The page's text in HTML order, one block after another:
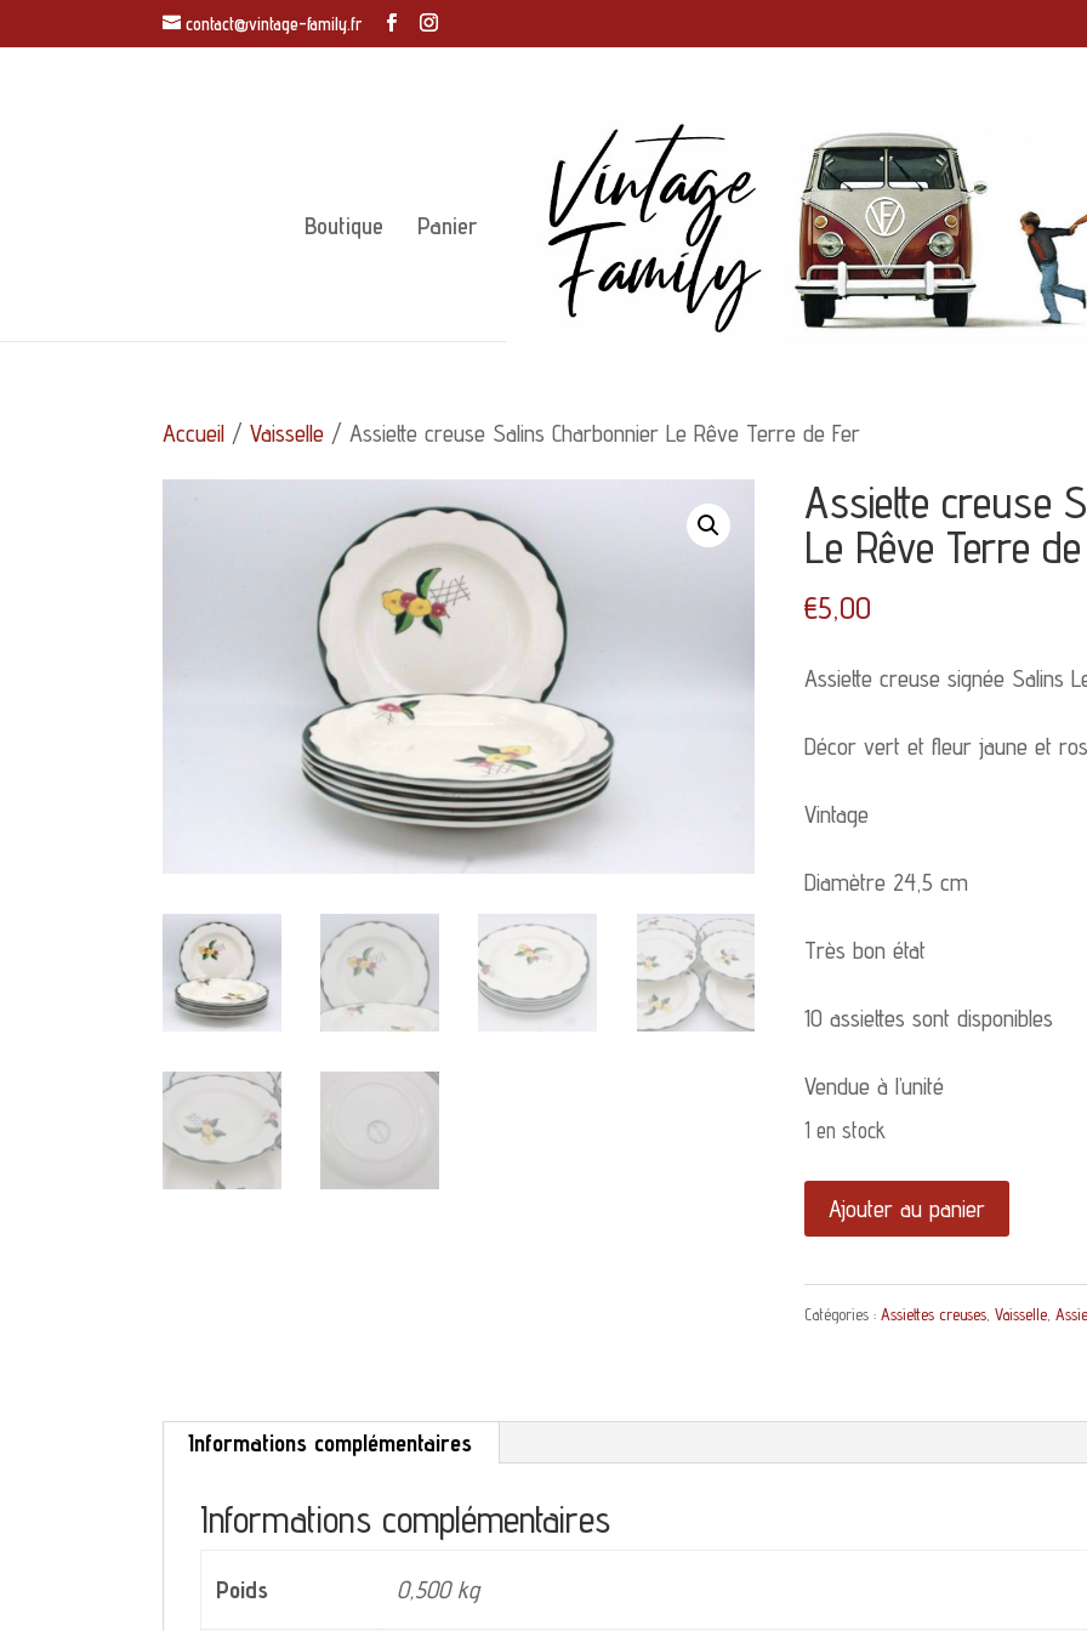
contact@vintage-family.fr
Boutique Panier
Accueil /Vaisselle / Assiette creuse Salins Charbonnier Le Rêve Terre de Fer
Assiette creuse
Le Rêve Terre
€5,00
Assiette creuse signée Salins
Décor vert et fleur jaune et
Vintage
Diamètre 24,5 cm
Très bon état
10 assiettes sont disponibles
Vendue à l’unité
1 en stock
quantité
de
Assiette
creuse
Charbonnier
Le
Ajouter au panier
Catégories : Assiettes creuses, Vaisselle,
Informations complémentaires
Informations complémentaires
Poids 0,500 kg